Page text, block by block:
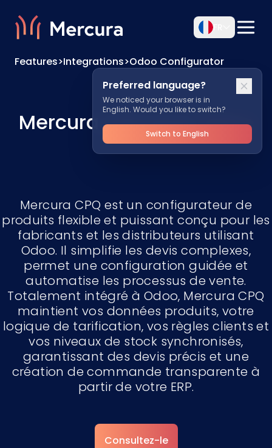
Preferred language?
We noticed your browser is in
English. Would you like to switch?
Switch to English
Features>Integrations>Odoo Configurator
Mercura CPQ pourOdoo
Mercura CPQ est un configurateur de
produits flexible et puissant conçu pour les
fabricants et les distributeurs utilisant
Odoo. Il simplifie les devis complexes,
permet une configuration guidée et
automatise les processus de vente.
Totalement intégré à Odoo, Mercura CPQ
maintient vos données produits, votre
logique de tarification, vos règles clients et
vos niveaux de stock synchronisés,
garantissant des devis précis et une
création de commande transparente à
partir de votre ERP.
Consultez-le